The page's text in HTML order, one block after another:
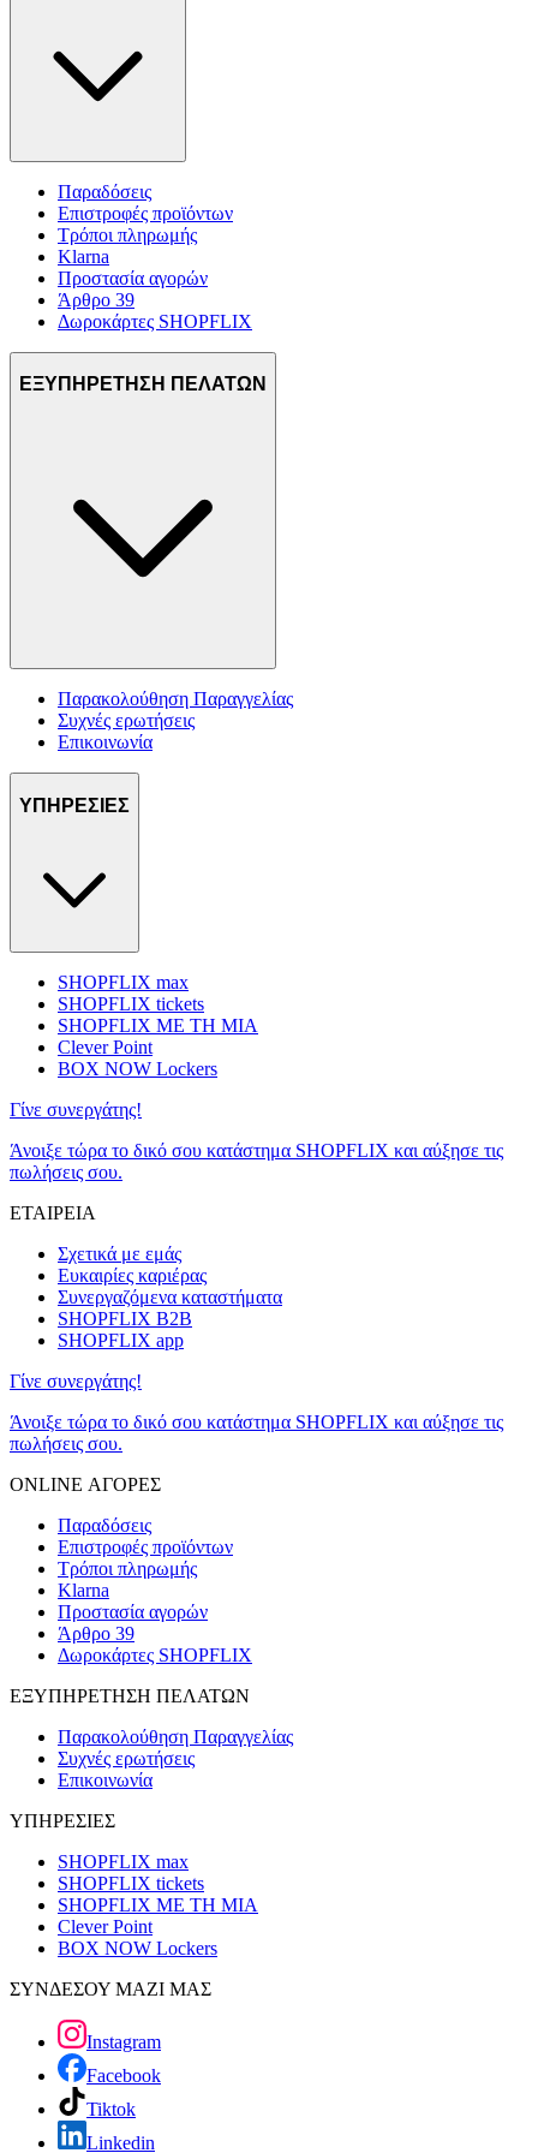
Παραδόσεις
Επιστροφές προϊόντων
Τρόποι πληρωμής
Klarna
Προστασία αγορών
Άρθρο 39
Δωροκάρτες SHOPFLIX
ΕΞΥΠΗΡΕΤΗΣΗ ΠΕΛΑΤΩΝ
Παρακολούθηση Παραγγελίας
Συχνές ερωτήσεις
Επικοινωνία
ΥΠΗΡΕΣΙΕΣ
SHOPFLIX max
SHOPFLIX tickets
SHOPFLIX ΜΕ ΤΗ ΜΙΑ
Clever Point
BOX NOW Lockers
Γίνε συνεργάτης!
Άνοιξε τώρα το δικό σου κατάστημα SHOPFLIX και αύξησε τις
πωλήσεις σου.
ΕΤΑΙΡΕΙΑ
Σχετικά με εμάς
Ευκαιρίες καριέρας
Συνεργαζόμενα καταστήματα
SHOPFLIX B2B
SHOPFLIX app
Γίνε συνεργάτης!
Άνοιξε τώρα το δικό σου κατάστημα SHOPFLIX και αύξησε τις
πωλήσεις σου.
ONLINE ΑΓΟΡΕΣ
Παραδόσεις
Επιστροφές προϊόντων
Τρόποι πληρωμής
Klarna
Προστασία αγορών
Άρθρο 39
Δωροκάρτες SHOPFLIX
ΕΞΥΠΗΡΕΤΗΣΗ ΠΕΛΑΤΩΝ
Παρακολούθηση Παραγγελίας
Συχνές ερωτήσεις
Επικοινωνία
ΥΠΗΡΕΣΙΕΣ
SHOPFLIX max
SHOPFLIX tickets
SHOPFLIX ΜΕ ΤΗ ΜΙΑ
Clever Point
BOX NOW Lockers
ΣΥΝΔΕΣΟΥ ΜΑΖΙ ΜΑΣ
Instagram
Facebook
Tiktok
Linkedin